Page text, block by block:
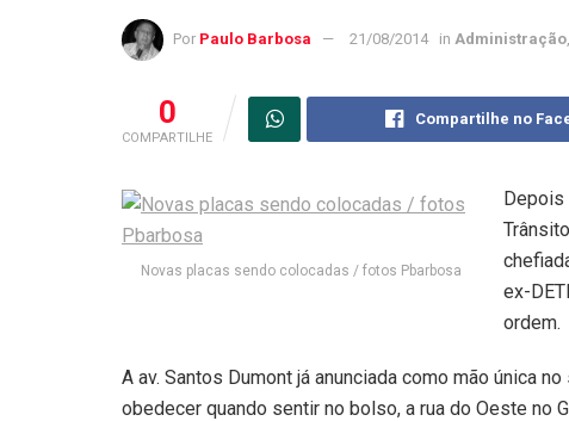
Por Paulo Barbosa 21/08/2014 in Administração
0
COMPARTILHE
Compartilhe no
Novas placas sendo colocadas / fotos Pbarbosa
Depois
ex-
ordem.
A av. Santos Dumont já anunciada como mão única
obedecer quando sentir no bolso, a rua do Oeste no